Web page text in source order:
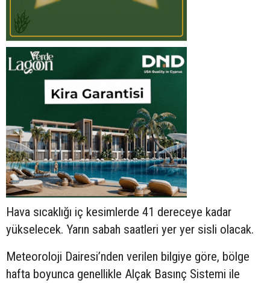
Hava sıcaklığı iç kesimlerde 41 dereceye kadar
yükselecek. Yarın sabah saatleri yer yer sisli olacak.
Meteoroloji Dairesi’nden verilen bilgiye göre, bölge
hafta boyunca genellikle Alçak Basınç Sistemi ile